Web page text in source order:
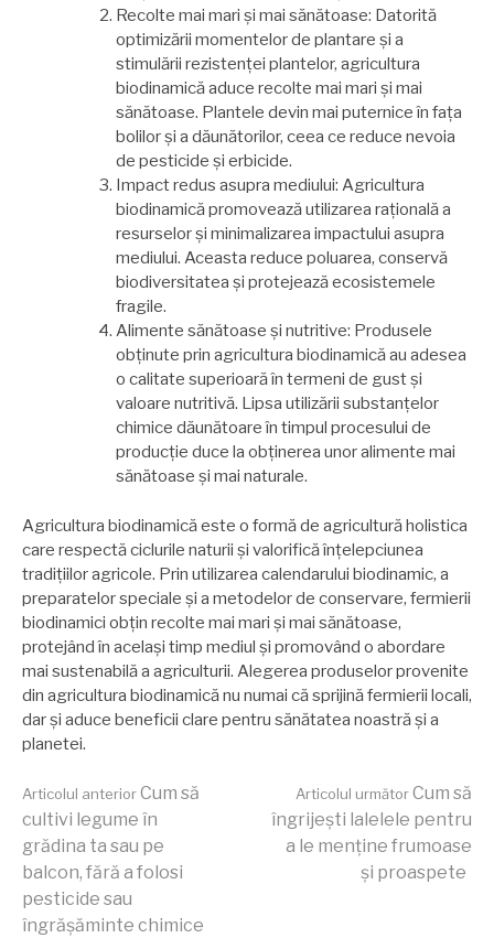
Recolte mai mari și mai sănătoase: Datorită
optimizării momentelor de plantare și a
stimulării rezistenței plantelor, agricultura
biodinamică aduce recolte mai mari și mai
sănătoase. Plantele devin mai puternice în fața
bolilor și a dăunătorilor, ceea ce reduce nevoia
de pesticide și erbicide.
Impact redus asupra mediului: Agricultura
biodinamică promovează utilizarea rațională a
resurselor și minimalizarea impactului asupra
mediului. Aceasta reduce poluarea, conservă
biodiversitatea și protejează ecosistemele
fragile.
Alimente sănătoase și nutritive: Produsele
obținute prin agricultura biodinamică au adesea
o calitate superioară în termeni de gust și
valoare nutritivă. Lipsa utilizării substanțelor
chimice dăunătoare în timpul procesului de
producție duce la obținerea unor alimente mai
sănătoase și mai naturale.
Agricultura biodinamică este o formă de agricultură holistica
care respectă ciclurile naturii și valorifică înțelepciunea
tradițiilor agricole. Prin utilizarea calendarului biodinamic, a
preparatelor speciale și a metodelor de conservare, fermierii
biodinamici obțin recolte mai mari și mai sănătoase,
protejând în același timp mediul și promovând o abordare
mai sustenabilă a agriculturii. Alegerea produselor provenite
din agricultura biodinamică nu numai că sprijină fermierii locali,
dar și aduce beneficii clare pentru sănătatea noastră și a
planetei.
Continuă
lectura
Articolul anteriorCum să
cultivi legume în
grădina ta sau pe
balcon, fără a folosi
pesticide sau
îngrășăminte chimice
Articolul următorCum să
îngrijești lalelele pentru
a le menține frumoase
și proaspete